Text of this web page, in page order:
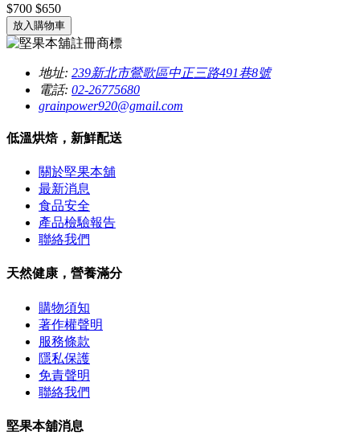
$700 $650
放入購物車
地址: 239新北市鶯歌區中正三路491巷8號
電話: 02-26775680
grainpower920@gmail.com
低溫烘焙，新鮮配送
關於堅果本舖
最新消息
食品安全
產品檢驗報告
聯絡我們
天然健康，營養滿分
購物須知
著作權聲明
服務條款
隱私保護
免責聲明
聯絡我們
堅果本舖消息